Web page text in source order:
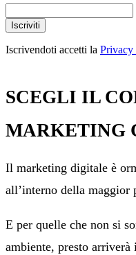
Iscriviti
Iscrivendoti accetti la Privacy
SCEGLI IL
MARKETING
Il marketing digitale è
all’interno della maggior
E per quelle che non si
ambiente, presto